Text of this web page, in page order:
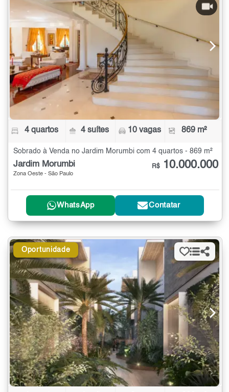
4 quartos 4 suítes 10 vagas 869 m²
Sobrado à Venda no Jardim Morumbi com 4 quartos - 869 m²
Jardim Morumbi
Zona Oeste - São Paulo
R$ 10.000.000
WhatsApp Contatar
Oportunidade